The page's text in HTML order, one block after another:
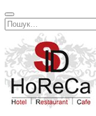
Перейти
к
содержимому
Искать: